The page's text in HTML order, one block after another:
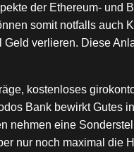
der Ethereum-
somit notfalls
verlieren. Diese
kostenloses
Bank bewirkt Gutes
nehmen eine
nur noch maximal die